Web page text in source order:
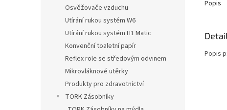
Osvěžovače vzduchu
Utírání rukou systém W6
Utírání rukou systém H1 Matic
Konvenční toaletní papír
Reflex role se středovým odvinem
Mikrovláknové utěrky
Produkty pro zdravotnictví
TORK Zásobníky
Popis
Popis